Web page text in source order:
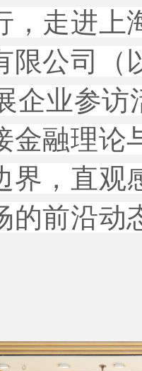
，走进
限公司（
企业参
金融理论
界，直观
的前沿动